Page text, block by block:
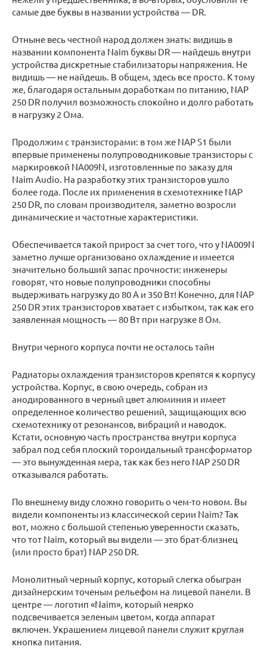
самые две буквы в названии устройства — DR.
Отныне весь честной народ должен знать: видишь в
названии компонента Naim буквы DR — найдешь внутри
устройства дискретные стабилизаторы напряжения. Не
видишь — не найдешь. В общем, здесь все просто. К тому
же, благодаря остальным доработкам по питанию, NAP
250 DR получил возможность спокойно и долго работать
в нагрузку 2 Ома.
Продолжим с транзисторами: в том же NAP S1 были
впервые применены полупроводниковые транзисторы с
маркировкой NA009N, изготовленные по заказу для
Naim Audio. На разработку этих транзисторов ушло
более года. После их применения в схемотехнике NAP
250 DR, по словам производителя, заметно возросли
динамические и частотные характеристики.
Обеспечивается такой прирост за счет того, что у NA009N
заметно лучше организовано охлаждение и имеется
значительно больший запас прочности: инженеры
говорят, что новые полупроводники способны
выдерживать нагрузку до 80 А и 350 Вт! Конечно, для NAP
250 DR этих транзисторов хватает с избытком, так как его
заявленная мощность — 80 Вт при нагрузке 8 Ом.
Внутри черного корпуса почти не осталось тайн
Радиаторы охлаждения транзисторов крепятся к корпусу
устройства. Корпус, в свою очередь, собран из
анодированного в черный цвет алюминия и имеет
определенное количество решений, защищающих всю
схемотехнику от резонансов, вибраций и наводок.
Кстати, основную часть пространства внутри корпуса
забрал под себя плоский тороидальный трансформатор
— это вынужденная мера, так как без него NAP 250 DR
отказывался работать.
По внешнему виду сложно говорить о чем-то новом. Вы
видели компоненты из классической серии Naim? Так
вот, можно с большой степенью уверенности сказать,
что тот Naim, который вы видели — это брат-близнец
(или просто брат) NAP 250 DR.
Монолитный черный корпус, который слегка обыгран
дизайнерским точеным рельефом на лицевой панели. В
центре — логотип «Naim», который неярко
подсвечивается зеленым цветом, когда аппарат
включен. Украшением лицевой панели служит круглая
кнопка питания.